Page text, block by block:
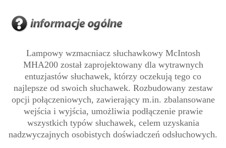
Lampowy wzmacniacz słuchawkowy McIntosh
MHA200 został zaprojektowany dla wytrawnych
entuzjastów słuchawek, którzy oczekują tego co
najlepsze od swoich słuchawek. Rozbudowany zestaw
opcji połączeniowych, zawierający m.in. zbalansowane
wejścia i wyjścia, umożliwia podłączenie prawie
wszystkich typów słuchawek, celem uzyskania
nadzwyczajnych osobistych doświadczeń odsłuchowych.